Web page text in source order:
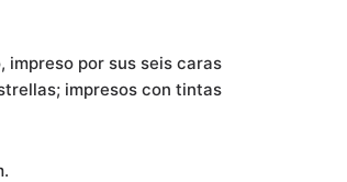
impreso por sus seis caras
impresos con tintas